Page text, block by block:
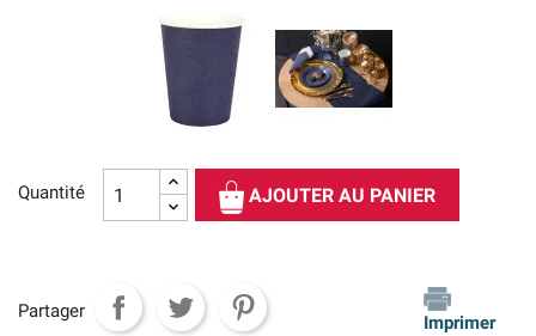
Quantité AJOUTER AU PANIER
Partager
Imprimer